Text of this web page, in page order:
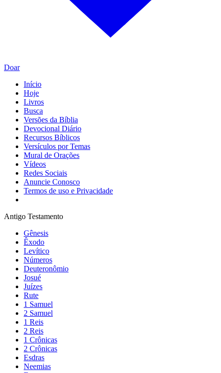
Doar
Início
Hoje
Livros
Busca
Versões da Bíblia
Devocional Diário
Recursos Bíblicos
Versículos por Temas
Mural de Orações
Vídeos
Redes Sociais
Anuncie Conosco
Termos de uso e Privacidade
Antigo Testamento
Gênesis
Êxodo
Levítico
Números
Deuteronômio
Josué
Juízes
Rute
1 Samuel
2 Samuel
1 Reis
2 Reis
1 Crônicas
2 Crônicas
Esdras
Neemias